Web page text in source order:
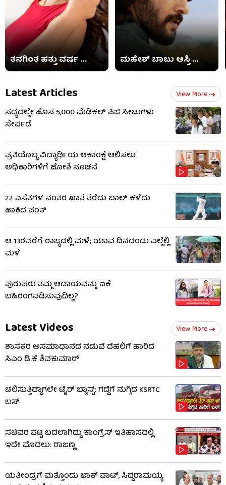
ತನಗಿಂತ ಹತ್ತು ವರ್ಷ ... ಮಹೇಶ್ ಬಾಬು ಆಸ್ತಿ ...
Latest Articles View More
ಸದ್ಯದಲ್ಲೇ ಹೊಸ 5,000 ಮೆಡಿಕಲ್ ಪಿಜಿ ಸೀಟುಗಳು
ಸೇರ್ಪಡೆ
ಪ್ರತಿಯೊಬ್ಬ ವಿದ್ಯಾರ್ಥಿಯ ಆಕಾಂಕ್ಷೆ ಆಲಿಸಲು
ಅಧಿಕಾರಿಗಳಿಗೆ ಜೋಶಿ ಸೂಚನೆ
22 ಎಸೆತಗಳ ನಂತರ ಖಾತೆ ತೆರೆದು ಬಾಲ್ ಕಳೆದು
ಹಾಕಿದ ಪಂತ್
ಆ 13ರವರೆಗೆ ರಾಜ್ಯದಲ್ಲಿ ಮಳೆ; ಯಾವ ದಿನದಂದು ಎಲ್ಲೆಲ್ಲಿ
ಮಳೆ
ಪುರುಷರು ತಮ್ಮ ಆದಾಯವನ್ನು ಏಕೆ
ಬಹಿರಂಗಪಡಿಸುವುದಿಲ್ಲ?
Latest Videos View More
ಶಾಸಕರ ಅಸಮಾಧಾನದ ನಡುವೆ ದೆಹಲಿಗೆ ಹಾರಿದ
ಸಿಎಂ ಡಿ.ಕೆ ಶಿವಕುಮಾರ್
ಚಲಿಸುತ್ತಿದ್ದಾಗಲೇ ಟೈರ್ ಬ್ಲಾಸ್ಟ್: ಗದ್ದೆಗೆ ನುಗ್ಗಿದ KSRTC
ಬಸ್​​
ಸಚಿವರ ಪಟ್ಟಿ ಬದಲಾಗಿದ್ದು ಕಾಂಗ್ರೆಸ್ ಇತಿಹಾಸದಲ್ಲಿ
ಇದೇ ಮೊದಲು: ರಾಜಣ್ಣ
ಯತೀಂದ್ರಗೆ ಮತ್ತೊಂದು ಜಾಕ್​​ ಪಾಟ್, ಸಿದ್ದರಾಮಯ್ಯ